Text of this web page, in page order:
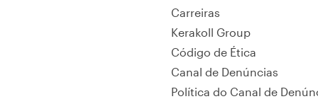
Carreiras
Kerakoll Group
Código de Ética
Canal de Denúncias
Política do Canal de